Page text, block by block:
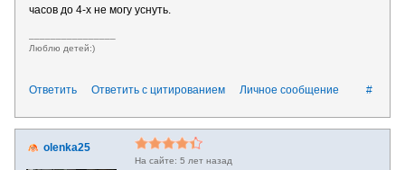
часов до 4-х не могу уснуть.
Люблю детей:)
#
Ответить Ответить с цитированием Личное сообщение
olenka25
5 лет назад